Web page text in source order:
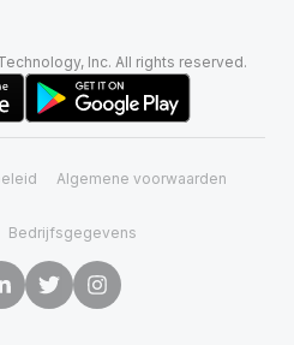
Inc. All rights reserved.
Algemene voorwaarden
Bedrijfsgegevens